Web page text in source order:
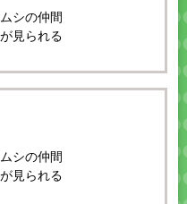
シの仲間
見られる
シの仲間
見られる